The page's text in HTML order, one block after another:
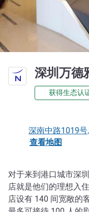
深圳万德
获得生态认
深南中路1019号
查看地图
描述
对于来到港口城市深
店就是他们的理想入
店设有 140 间宽敞的
最多可接待 100 人的